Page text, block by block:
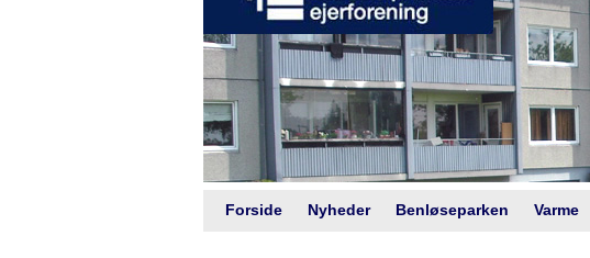
Forside Nyheder Benløseparken Varme